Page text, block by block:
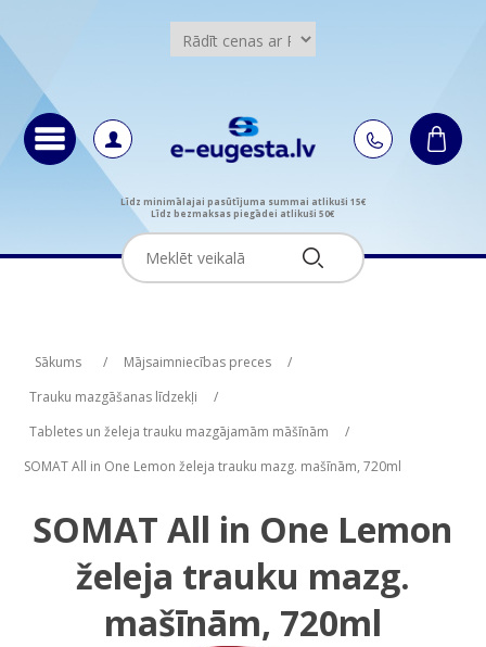
Līdz minimālajai pasūtījuma summai atlikuši 15€
Līdz bezmaksas piegādei atlikuši 50€
Sākums / Mājsaimniecības preces
/
Trauku mazgāšanas līdzekļi
/
Tabletes un želeja trauku mazgājamām māšīnām
/
SOMAT All in One Lemon želeja trauku mazg. mašīnām, 720ml
SOMAT All in One Lemon
želeja trauku mazg.
mašīnām, 720ml